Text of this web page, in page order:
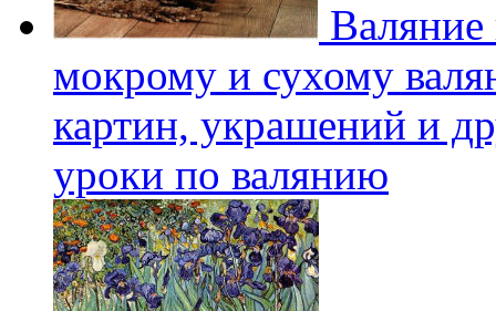
Валяние
мокрому и сухому
картин, украшений и
уроки по валянию